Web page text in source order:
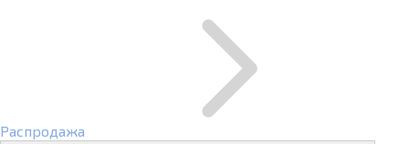
Распродажа